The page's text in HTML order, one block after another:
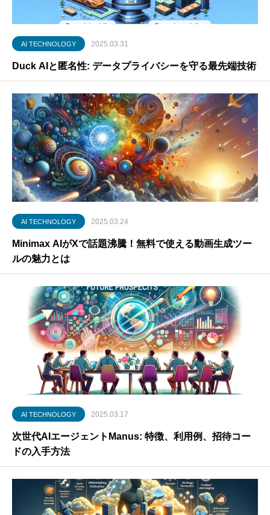
AI TECHNOLOGY 2025.03.31
Duck AIと匿名性: データプライバシーを守る最先端技術
AI TECHNOLOGY 2025.03.24
Minimax AIがXで話題沸騰！無料で使える動画生成ツー
ルの魅力とは
AI TECHNOLOGY 2025.03.17
次世代AIエージェントManus: 特徴、利用例、招待コー
ドの入手方法